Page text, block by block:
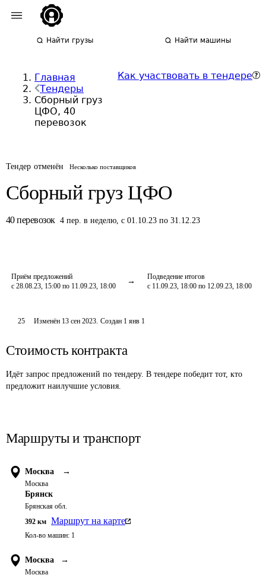
Найти грузы Найти машины
Главная
Тендеры
Сборный груз
ЦФО, 40
перевозок
Как участвовать в тендере
Тендер отменён Несколько поставщиков
Сборный груз ЦФО
40 перевозок 4 пер. в неделю, с 01.10.23 по 31.12.23
Приём предложений
с 28.08.23, 15:00 по 11.09.23, 18:00
Подведение итогов
с 11.09.23, 18:00 по 12.09.23, 18:00
25 Изменён 13 сен 2023. Создан 1 янв 1
Стоимость контракта
Идёт запрос предложений по тендеру. В тендере победит тот, кто
предложит наилучшие условия.
Маршруты и транспорт
Москва →
Москва
Брянск
Брянская обл.
392 км Маршрут на карте
Кол-во машин: 1
Москва →
Москва